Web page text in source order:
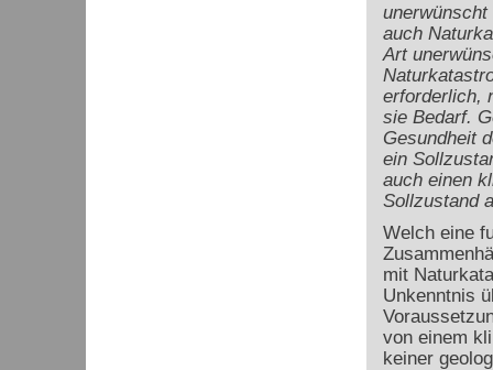
auch
Art
erforderlich,
sie Bedarf.
Gesundheit
ein
auch einen
Sollzustand
Welch eine
mit
Unkenntnis
von einem
keiner